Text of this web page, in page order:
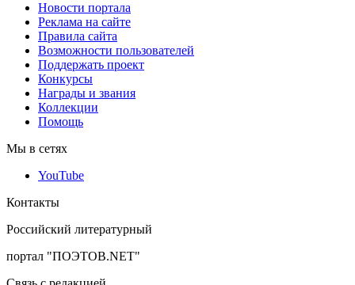
Новости портала
Реклама на сайте
Правила сайта
Возможности пользователей
Поддержать проект
Конкурсы
Награды и звания
Коллекции
Помощь
Мы в сетях
YouTube
Контакты
Российский литературный
портал "ПОЭТОВ.NET"